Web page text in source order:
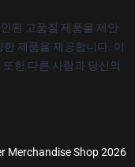
된 고품질 제품을 제안
제품을 제공합니다. 이
한 다른 사람과 당신의
Merchandise Shop 2026